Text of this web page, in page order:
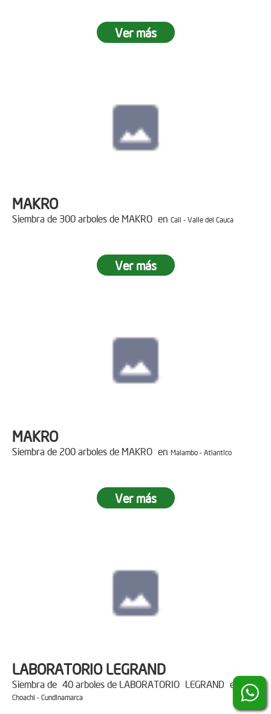
Ver más
MAKRO
Siembra de 300 arboles de MAKRO en Cali - Valle del Cauca
Ver más
MAKRO
Siembra de 200 arboles de MAKRO en Malambo - Atlantico
Ver más
LABORATORIO LEGRAND
Siembra de 40 arboles de LABORATORIO LEGRAND en
Choachi - Cundinamarca